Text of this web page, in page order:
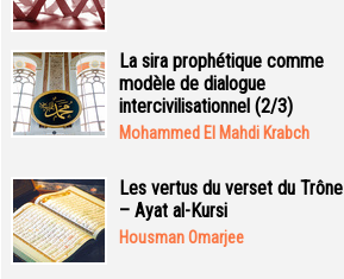
La sira prophétique comme
modèle de dialogue
intercivilisationnel (2/3)
Mohammed El Mahdi Krabch
Les vertus du verset du Trône
– Ayat al-Kursi
Housman Omarjee